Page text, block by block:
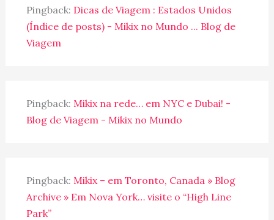
Pingback: Dicas de Viagem : Estados Unidos
(Índice de posts) - Mikix no Mundo ... Blog de
Viagem
Pingback: Mikix na rede… em NYC e Dubai! -
Blog de Viagem - Mikix no Mundo
Pingback: Mikix – em Toronto, Canada » Blog
Archive » Em Nova York… visite o “High Line
Park”